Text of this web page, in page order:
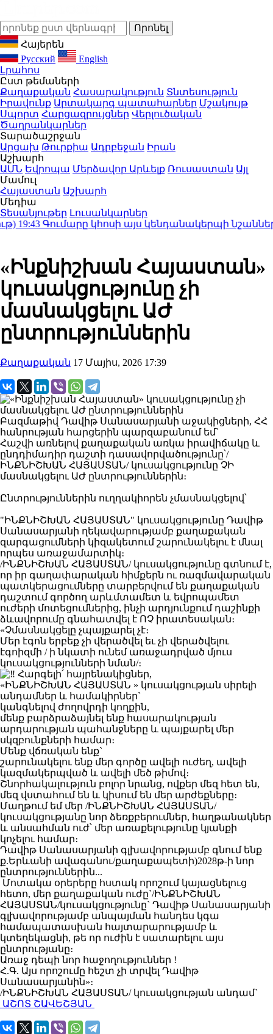
Հայերեն
Русский
English
Լրահոս
Ըստ թեմաների
Քաղաքական Հասարակություն Տնտեսություն
Իրավունք Արտակարգ պատահարներ Մշակույթ
Սպորտ Հարցազրույցներ Վերլուծական
Ծաղրանկարներ
Տարածաշրջան
Արցախ Թուրքիա Ադրբեջան Իրան
Աշխարհ
ԱՄՆ Եվրոպա Մերձավոր Արևելք Ռուսաստան Այլ
Մամուլ
Հայաստան Աշխարհ
Մեդիա
Տեսանյութեր Լուսանկարներ
Գումարը կհոսի այս կենդանակերպի նշանների
«Ինքնիշխան Հայաստան»
կուսակցությունը չի
մասնակցելու ԱԺ
ընտրություններին
Քաղաքական 17 Մայիս, 2026 17:39
Բազմաթիվ Դավիթ Սանասարյանի աջակիցների, ՀՀ
հանրության հարցերին պարզաբանում եմ`
Հաշվի առնելով քաղաքական առկա իրավիճակը և
ընդդիմադիր դաշտի դասավորվածությունը՝/
ԻՆՔՆԻՇԽԱՆ ՀԱՅԱՍՏԱՆ/ կուսակցությունը ՉԻ
մասնակցելու ԱԺ ընտրություններին։
Ընտրություններին ուղղակիորեն չմասնակցելով՝
"ԻՆՔՆԻՇԽԱՆ ՀԱՅԱՍՏԱՆ" կուսակցությունը Դավիթ
Սանասարյանի ղեկավարությամբ քաղաքական
զարգացումների կիզակետում շարունակելու է մնալ
որպես առաջամարտիկ։
/ԻՆՔՆԻՇԽԱՆ ՀԱՅԱՍՏԱՆ/ կուսակցությունը գտնում է,
որ իր գաղափարական հիմքերն ու ռազմավարական
պատկերացումները տարբերվում են քաղաքական
դաշտում գործող արևմտամետ և եվրոպամետ
ուժերի մոտեցումներից, ինչի արդյունքում դաշինքի
ձևավորումը գնահատվել է ՈՉ իրատեսական։
«Չմասնակցելը չպայքարել չէ։
Մեր էգոն երբեք չի վերածվել եւ չի վերածվելու
էգոիզմի / ի նկատի ունեմ առաջադրված մյուս
կուսակցությունների նման/։
Հարգելի՛ հայրենակիցներ,
«ԻՆՔՆԻՇԽԱՆ ՀԱՅԱՍՏԱՆ » կուսակցության սիրելի
անդամներ և համակիրներ`
կանգնելով ժողովրդի կողքին,
մենք բարձրաձայնել ենք հասարակության
արդարության պահանջները և պայքարել մեր
սկզբունքների համար։
Մենք վճռական ենք`
շարունակելու ենք մեր գործը ավելի ուժեղ, ավելի
կազմակերպված և ավելի մեծ թիմով։
Շնորհակալություն բոլոր նրանց, ովքեր մեզ հետ են,
մեզ վստահում են և կիսում են մեր արժեքները։
Մաղթում եմ մեր /ԻՆՔՆԻՇԽԱՆ ՀԱՅԱՍՏԱՆ/
կուսակցությանը նոր ձեռքբերումներ, հաղթանակներ
և անսահման ուժ՝ մեր առաքելությունը կյանքի
կոչելու համար։
Դավիթ Սանասարյանի գլխավորությամբ գնում ենք
ք.Երևանի ավագանու/քաղաքապետի)2028թ-ի նոր
ընտրություններին...
Մոտակա օրերերը հստակ որոշում կայացնելուց
հետո, մեր քաղաքական ուժը`/ԻՆՔՆԻՇԽԱՆ
ՀԱՅԱՍՏԱՆ/կուսակցությունը` Դավիթ Սանասարյանի
գլխավորությամբ անպայման հանդես կգա
համապատասխան հայտարարությամբ և
կտեղեկացնի, թե որ ուժին է սատարելու այս
ընտրությանը։
Առաջ դեպի նոր հաջողություններ !
Հ.Գ. Այս որոշումը հեշտ չի տրվել Դավիթ
Սանասարյանին»։
/ԻՆՔՆԻՇԽԱՆ ՀԱՅԱՍՏԱՆ/ կուսակցության անդամ`
ԱՇՈՏ ՇԱՎԵՇՅԱՆ